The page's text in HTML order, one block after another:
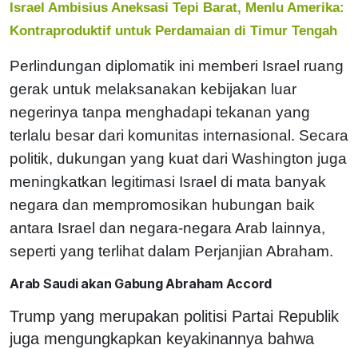
Israel Ambisius Aneksasi Tepi Barat, Menlu Amerika:
Kontraproduktif untuk Perdamaian di Timur Tengah
Perlindungan diplomatik ini memberi Israel ruang
gerak untuk melaksanakan kebijakan luar
negerinya tanpa menghadapi tekanan yang
terlalu besar dari komunitas internasional. Secara
politik, dukungan yang kuat dari Washington juga
meningkatkan legitimasi Israel di mata banyak
negara dan mempromosikan hubungan baik
antara Israel dan negara-negara Arab lainnya,
seperti yang terlihat dalam Perjanjian Abraham.
Arab Saudi akan Gabung Abraham Accord
Trump yang merupakan politisi Partai Republik
juga mengungkapkan keyakinannya bahwa